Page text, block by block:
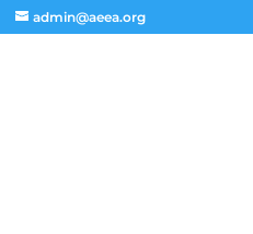
admin@aeea.org